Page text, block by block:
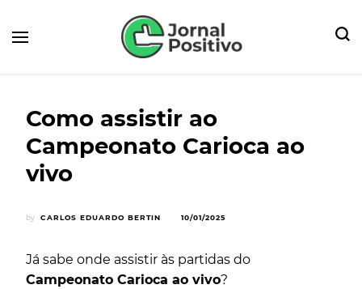
Como assistir ao
Campeonato Carioca ao
vivo
by CARLOS EDUARDO BERTIN 10/01/2025
Já sabe onde assistir às partidas do
Campeonato Carioca ao vivo?